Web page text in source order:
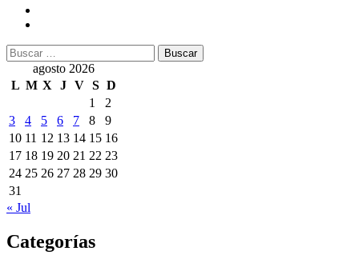
Buscar:
agosto 2026
L M X J V S D
1
2
3
4 5 6 7 8
9
10 11 12 13 14 15 16
17 18 19 20 21 22 23
24 25 26 27 28 29 30
31
« Jul
Categorías